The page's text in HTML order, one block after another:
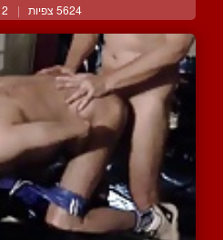
5624 צפיות | 2 המלצות